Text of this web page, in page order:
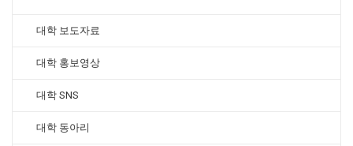
대학 보도자료
대학 홍보영상
대학 SNS
대학 동아리